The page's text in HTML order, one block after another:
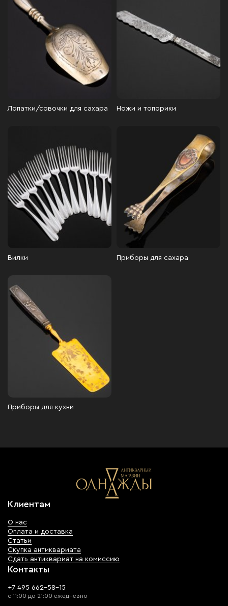
Лопатки/совочки для сахара Ножи и топорики
Вилки Приборы для сахара
Приборы для кухни
Клиентам
О нас
Оплата и доставка
Статьи
Скупка антиквариата
Сдать антиквариат на комиссию
Контакты
+7 495 662-58-15
с 11:00 до 21:00 ежедневно